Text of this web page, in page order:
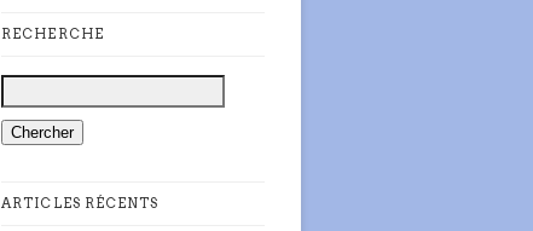
RECHERCHE
ARTICLES RÉCENTS